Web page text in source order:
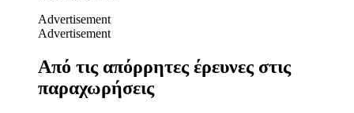
Advertisement
Advertisement
Από τις απόρρητες έρευνες στις
παραχωρήσεις